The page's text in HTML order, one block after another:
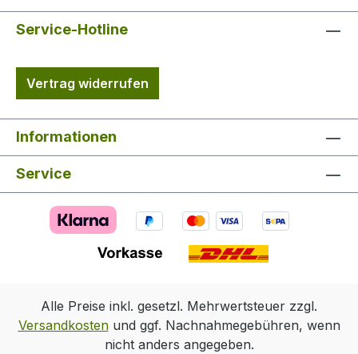
unterlegtem Reißverschluss als
Stiefelhose tragbar Besätze in Leder-Optik
Jagdhose Sologne mit zwei Einschub- und
zwei Patten-Beintaschen, einer Messer-
Gesäßtasche.
Service-Hotline
Vertrag widerrufen
Informationen
Service
Alle Preise inkl. gesetzl. Mehrwertsteuer zzgl.
Versandkostenund ggf. Nachnahmegebühren, wenn
nicht anders angegeben.